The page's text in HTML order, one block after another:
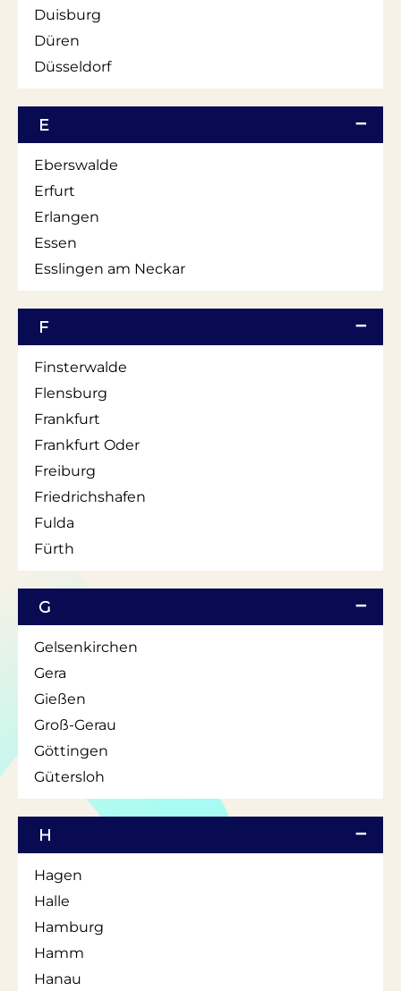
Duisburg
Düren
Düsseldorf
E
Eberswalde
Erfurt
Erlangen
Essen
Esslingen am Neckar
F
Finsterwalde
Flensburg
Frankfurt
Frankfurt Oder
Freiburg
Friedrichshafen
Fulda
Fürth
G
Gelsenkirchen
Gera
Gießen
Groß-Gerau
Göttingen
Gütersloh
H
Hagen
Halle
Hamburg
Hamm
Hanau